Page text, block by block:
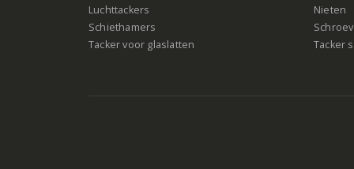
Luchttackers
Schiethamers
Tacker voor glaslatten
Nieten
Tacker